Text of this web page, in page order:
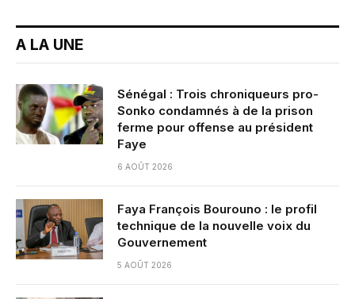
A LA UNE
Sénégal : Trois chroniqueurs pro-
Sonko condamnés à de la prison
ferme pour offense au président
Faye
6 AOÛT 2026
Faya François Bourouno : le profil
technique de la nouvelle voix du
Gouvernement
5 AOÛT 2026